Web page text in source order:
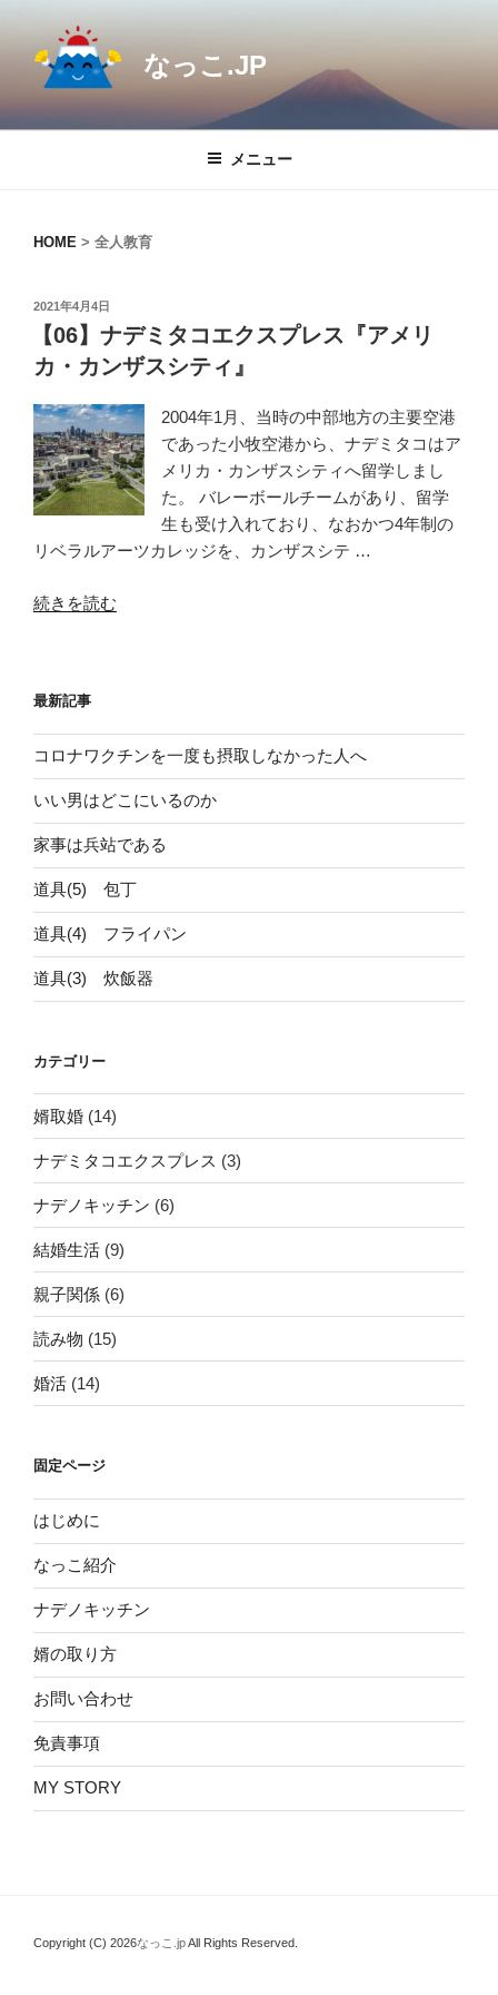
なっこ.JP
メニュー
HOME > 全人教育
投
日:
2021年4月4日
【06】ナデミタコエクスプレス『アメリ
カ・カンザスシティ』
2004年1月、当時の中部地方の主要空港
であった小牧空港から、ナデミタコはア
メリカ・カンザスシティへ留学しまし
た。 バレーボールチームがあり、留学
生も受け入れており、なおかつ4年制の
リベラルアーツカレッジを、カンザスシテ …
“【06】
タ
コ
エ
プ
レ
ス
『ア
リ
カ・
ン
ス
シ
テ
ィ』”
の
続きを読む
最新記事
コロナワクチンを一度も摂取しなかった人へ
いい男はどこにいるのか
家事は兵站である
道具(5) 包丁
道具(4) フライパン
道具(3) 炊飯器
カテゴリー
婿取婚 (14)
ナデミタコエクスプレス (3)
ナデノキッチン (6)
結婚生活 (9)
親子関係 (6)
読み物 (15)
婚活 (14)
固定ページ
はじめに
なっこ紹介
ナデノキッチン
婿の取り方
お問い合わせ
免責事項
MY STORY
Copyright (C) 2026なっこ.jpAll Rights Reserved.